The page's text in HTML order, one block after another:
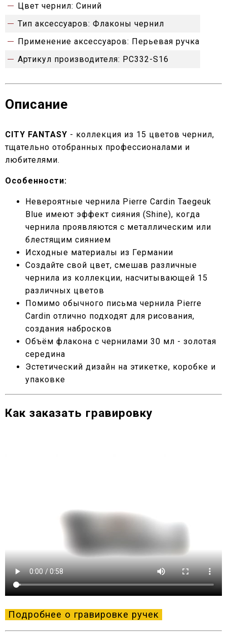
Цвет чернил: Синий
Тип аксессуаров: Флаконы чернил
Применение аксессуаров: Перьевая ручка
Артикул производителя: PC332-S16
Описание
CITY FANTASY - коллекция из 15 цветов чернил,
тщательно отобранных профессионалами и
любителями.
Особенности:
Невероятные чернила Pierre Cardin Taegeuk
Blue имеют эффект сияния (Shine), когда
чернила проявляются с металлическим или
блестящим сиянием
Исходные материалы из Германии
Создайте свой цвет, смешав различные
чернила из коллекции, насчитывающей 15
различных цветов
Помимо обычного письма чернила Pierre
Cardin отлично подходят для рисования,
создания набросков
Объём флакона с чернилами 30 мл - золотая
середина
Эстетический дизайн на этикетке, коробке и
упаковке
Как заказать гравировку
Подробнее о гравировке ручек